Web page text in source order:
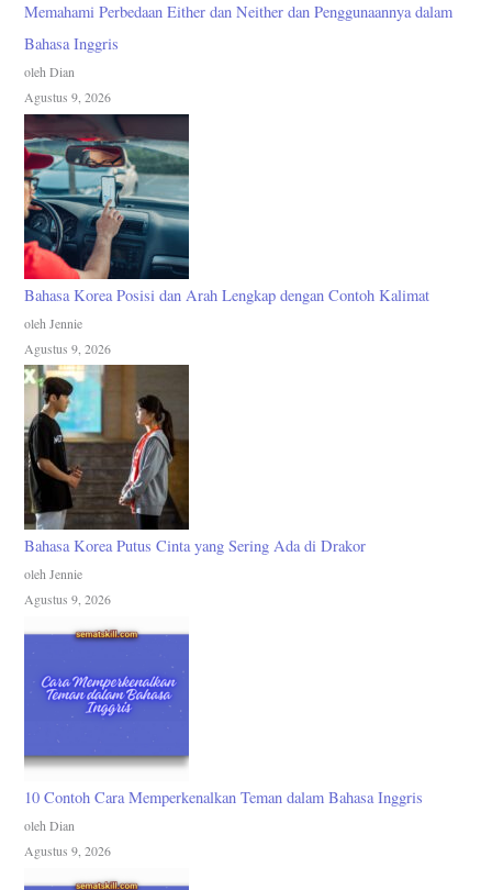
Memahami Perbedaan Either dan Neither dan Penggunaannya dalam
Bahasa Inggris
oleh Dian
Agustus 9, 2026
Bahasa Korea Posisi dan Arah Lengkap dengan Contoh Kalimat
oleh Jennie
Agustus 9, 2026
Bahasa Korea Putus Cinta yang Sering Ada di Drakor
oleh Jennie
Agustus 9, 2026
10 Contoh Cara Memperkenalkan Teman dalam Bahasa Inggris
oleh Dian
Agustus 9, 2026